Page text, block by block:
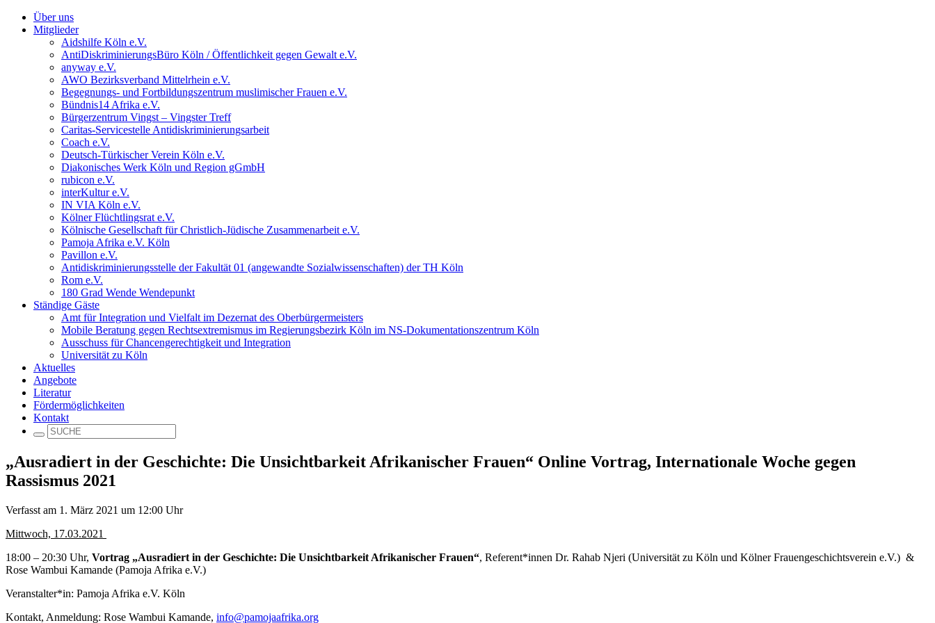
Über uns
Mitglieder
Aidshilfe Köln e.V.
AntiDiskriminierungsBüro Köln / Öffentlichkeit gegen Gewalt e.V.
anyway e.V.
AWO Bezirksverband Mittelrhein e.V.
Begegnungs- und Fortbildungszentrum muslimischer Frauen e.V.
Bündnis14 Afrika e.V.
Bürgerzentrum Vingst – Vingster Treff
Caritas-Servicestelle Antidiskriminierungsarbeit
Coach e.V.
Deutsch-Türkischer Verein Köln e.V.
Diakonisches Werk Köln und Region gGmbH
rubicon e.V.
interKultur e.V.
IN VIA Köln e.V.
Kölner Flüchtlingsrat e.V.
Kölnische Gesellschaft für Christlich-Jüdische Zusammenarbeit e.V.
Pamoja Afrika e.V. Köln
Pavillon e.V.
Antidiskriminierungsstelle der Fakultät 01 (angewandte Sozialwissenschaften) der TH Köln
Rom e.V.
180 Grad Wende Wendepunkt
Ständige Gäste
Amt für Integration und Vielfalt im Dezernat des Oberbürgermeisters
Mobile Beratung gegen Rechtsextremismus im Regierungsbezirk Köln im NS-Dokumentationszentrum Köln
Ausschuss für Chancengerechtigkeit und Integration
Universität zu Köln
Aktuelles
Angebote
Literatur
Fördermöglichkeiten
Kontakt
„Ausradiert in der Geschichte: Die Unsichtbarkeit Afrikanischer Frauen“ Online Vortrag, Internationale Woche gegen
Rassismus 2021
Verfasst am 1. März 2021 um 12:00 Uhr
Mittwoch, 17.03.2021
18:00 – 20:30 Uhr, Vortrag „Ausradiert in der Geschichte: Die Unsichtbarkeit Afrikanischer Frauen“, Referent*innen Dr. Rahab Njeri (Universität zu Köln und Kölner Frauengeschichtsverein e.V.) &
Rose Wambui Kamande (Pamoja Afrika e.V.)
Veranstalter*in: Pamoja Afrika e.V. Köln
Kontakt, Anmeldung: Rose Wambui Kamande, info@pamojaafrika.org